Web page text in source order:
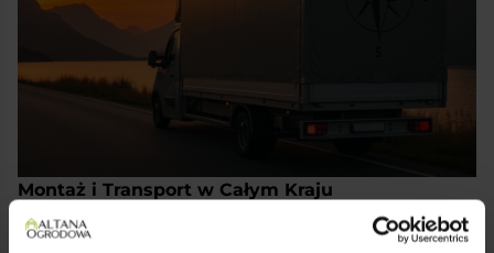
prywatnym azylem. Letniskową bazą
wypoczynkową, gdzie się zrelaksujesz z dala od
obowiązków. Chcesz również wykorzystać go jako
przytulny kącik w zimowe dni? Nie ma problemu —
docieplimy domek, aby był komfortowy o każdej
Dwuspadowy dach pokryty gontem, szczelne okna
PCV i dbałość o każdy detal. Domek Roma sprawdza
się w każdym wariancie. Wybierz ten
Montaż i Transport w Całym Kraju
✔️ Domek dostarczamy i montujemy w każdym
zakątku kraju.